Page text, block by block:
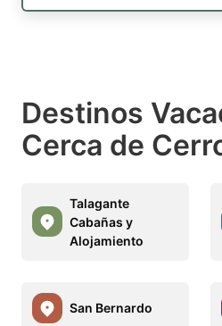
Destinos
Cerca de
Talagante
Cabañas y
Alojamiento
San Bernardo